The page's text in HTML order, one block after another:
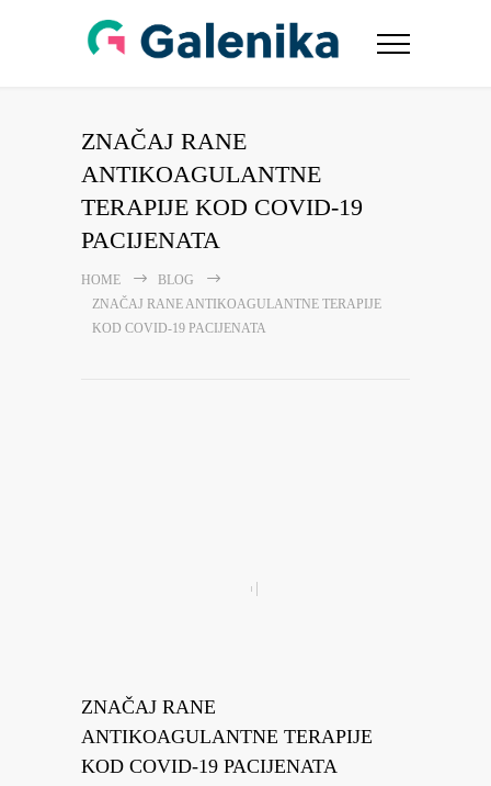
ZNAČAJ RANE
ANTIKOAGULANTNE
TERAPIJE KOD COVID-19
PACIJENATA
HOME
BLOG
ZNAČAJ RANE ANTIKOAGULANTNE TERAPIJE
KOD COVID-19 PACIJENATA
ZNAČAJ RANE
ANTIKOAGULANTNE TERAPIJE
KOD COVID-19 PACIJENATA